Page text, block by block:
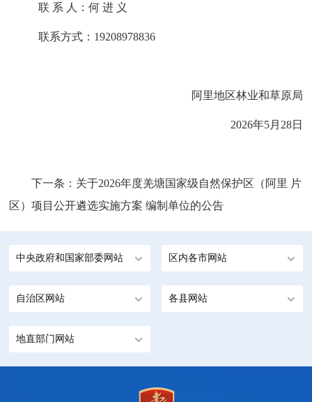
联 系 人：何 进 义
联系方式： 19208978836
阿里地区林业和草原局
2026年5月 28日
下一条： 关于2026年度羌塘国家级自然保护区（阿里 片
区）项目公开遴选实施方案 编制单位的公告
中央政府和国家部委网站 区内各市网站
自治区网站 各县网站
地直部门网站